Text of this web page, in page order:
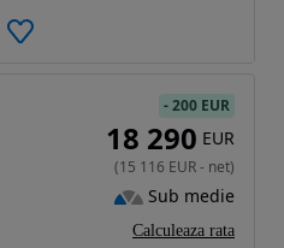
-200 EUR
18 290 EUR
(15 116 EUR- net)
Sub medie
Calculeaza rata